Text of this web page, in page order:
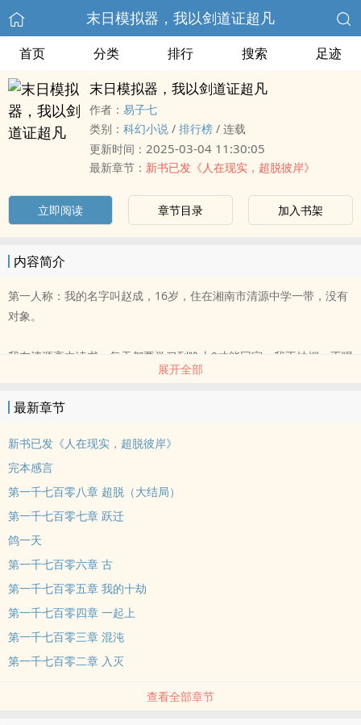
末日模拟器，我以剑道证超凡
首页 分类 排行 搜索 足迹
末日模拟器，我以剑道证超凡
作者： 易子七
类别： 科幻小说 / 排行榜 / 连载
更新时间： 2025-03-04 11:30:05
最新章节： 新书已发《人在现实，超脱彼岸》
立即阅读 章节目录 加入书架
内容简介
第一人称：我的名字叫赵成，16岁，住在湘南市清源中学一带，没有
对象。
我在清源高中读书，每天都要学习到晚上9才能回家。我不抽烟，不喝
酒，晚上11点半睡，每天要睡足七个小时。
睡前，我一定喝一杯温牛奶，然后练二十分钟的呼吸法，绝不把任何
疲惫，留到第二天。
第三人称：黑暗降临，是谁肝爆自己，收集星火？！末劫之中，是谁
锤爆敌人，拯救世界？
！是他！是他！还是他！这是一个，比最遂古的血腥岁月，还要绝望
千百倍的时代，万灵消亡。
一切都在走向终点，一个个世界，无可挽回的死去。直到，救世主举
着火走来……
展开全部
最新章节
新书已发《人在现实，超脱彼岸》
完本感言
第一千七百零八章 超脱（大结局）
第一千七百零七章 跃迁
鸽一天
第一千七百零六章 古
第一千七百零五章 我的十劫
第一千七百零四章 一起上
第一千七百零三章 混沌
第一千七百零二章 入灭
查看全部章节